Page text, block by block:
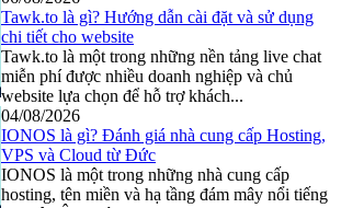
Tawk.to là gì? Hướng dẫn cài đặt và sử dụng
chi tiết cho website
Tawk.to là một trong những nền tảng live chat
miễn phí được nhiều doanh nghiệp và chủ
website lựa chọn để hỗ trợ khách...
04/08/2026
IONOS là gì? Đánh giá nhà cung cấp Hosting,
VPS và Cloud từ Đức
IONOS là một trong những nhà cung cấp
hosting, tên miền và hạ tầng đám mây nổi tiếng